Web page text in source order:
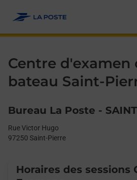
Centre d'examen
bateau Saint-
Bureau La Poste -
Rue Victor Hugo
97250 Saint-Pierre
Horaires des sessions